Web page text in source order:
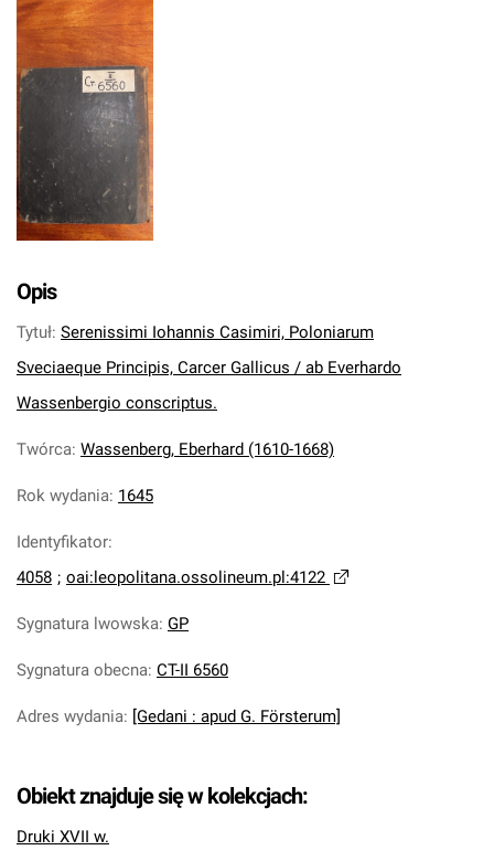
Opis
Tytuł: Serenissimi Iohannis Casimiri, Poloniarum
Sveciaeque Principis, Carcer Gallicus / ab Everhardo
Wassenbergio conscriptus.
Twórca: Wassenberg, Eberhard (1610-1668)
Rok wydania: 1645
Identyfikator:
4058 ; oai:leopolitana.ossolineum.pl:4122
Sygnatura lwowska: GP
Sygnatura obecna: CT-II 6560
Adres wydania: [Gedani : apud G. Försterum]
Obiekt znajduje się w kolekcjach:
Druki XVII w.